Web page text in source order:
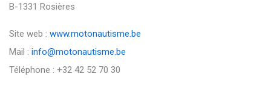
B-1331 Rosières
Site web : www.motonautisme.be
Mail : info@motonautisme.be
Téléphone : +32 42 52 70 30